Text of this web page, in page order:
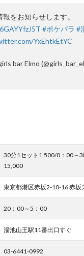
をお知らせします。
#ポケパラ #
YxEhtkEtYC
bar Elmo
30分1セット1,500/0：00～
15,000
東京都港区赤坂2-10-16 赤坂
20：00～5：00
溜池山王駅11番出口すぐ
03-6441-0992